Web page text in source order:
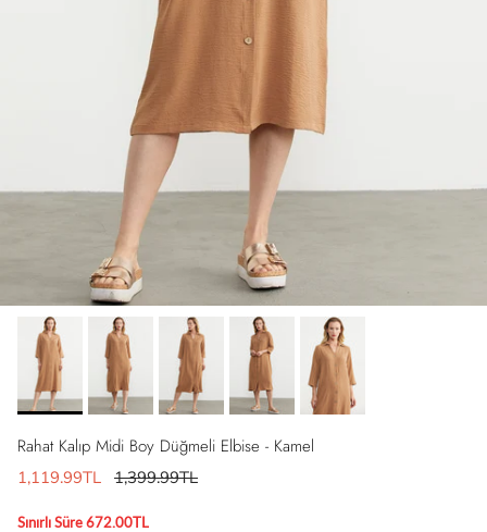
Rahat Kalıp Midi Boy Düğmeli Elbise - Kamel
1,119.99TL 1,399.99TL
Sınırlı Süre 672.00TL